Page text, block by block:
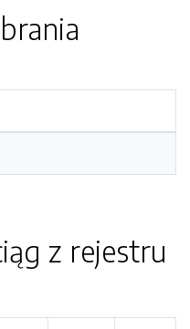
z rejestru